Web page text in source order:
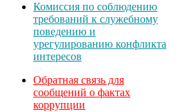
Комиссия по соблюдению
требований к служебному
поведению и
урегулированию конфликта
интересов
Обратная связь для
сообщений о фактах
коррупции